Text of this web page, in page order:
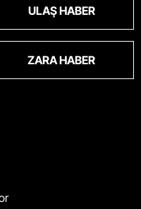
ULAŞ HABER
ZARA HABER